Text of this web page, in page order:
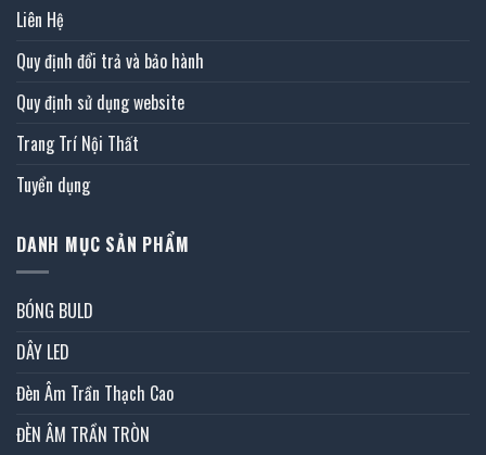
Liên Hệ
Quy định đổi trả và bảo hành
Quy định sử dụng website
Trang Trí Nội Thất
Tuyển dụng
DANH MỤC SẢN PHẨM
BÓNG BULD
DÂY LED
Đèn Âm Trần Thạch Cao
ĐÈN ÂM TRẦN TRÒN